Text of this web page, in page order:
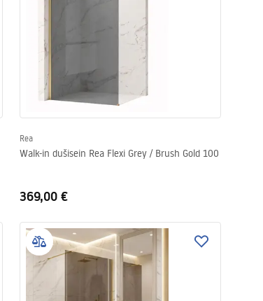
Rea
Walk-in dušisein Rea Flexi Grey / Brush Gold 100
369,00 €